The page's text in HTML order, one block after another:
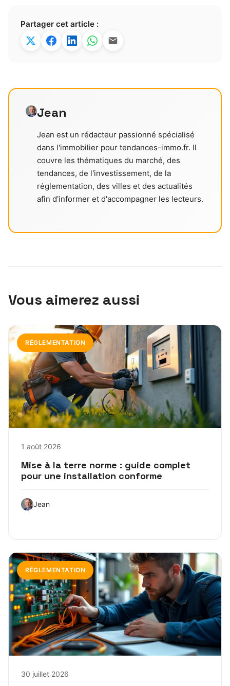
Partager cet article :
Jean
Jean est un rédacteur passionné spécialisé
dans l'immobilier pour tendances-immo.fr. Il
couvre les thématiques du marché, des
tendances, de l'investissement, de la
réglementation, des villes et des actualités
afin d'informer et d'accompagner les lecteurs.
Vous aimerez aussi
RÉGLEMENTATION
1 août 2026
Mise à la terre norme : guide complet
pour une installation conforme
Jean
RÉGLEMENTATION
30 juillet 2026